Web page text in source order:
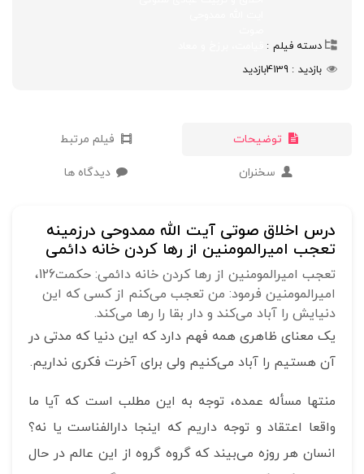
دسته فیلم
بازدید
4139بازدید
توضیحات فیلم مرتبط
سخنران دیدگاه ها
درس اخلاق صوتی آیت الله ممدوحی درزمینه
تعجب امیرالمومنین از رها کردن خانه دائمی
تعجب امیرالمومنین از رها کردن خانه دائمی: حکمت126،
امیرالمومنین فرمود: من تعجب می‌کنم از کسی که این
دنیایش را آباد می‌کند و دار بقا را رها می‌کند.
یک معنای ظاهری همه فهم دارد که این دنیا که مدتی در
آن هستیم را آباد می‌کنیم ولی برای آخرت فکری نداریم.
منتها مسأله عمده، توجه به این مطلب است که آیا ما
واقعا اعتقاد و توجه داریم که اینجا دارالفناست یا نه؟
انسان هر روزه می‌بیند که گروه گروه از این عالم در حال